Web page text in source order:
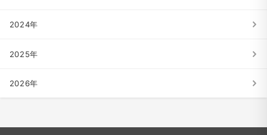
2024年
2025年
2026年